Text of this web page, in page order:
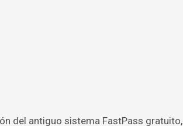
del antiguo sistema FastPass gratuito,